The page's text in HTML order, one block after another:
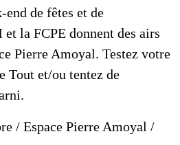
de fêtes et de
la FCPE donnent des airs
Pierre Amoyal. Testez votre
Tout et/ou tentez de
/ Espace Pierre Amoyal /